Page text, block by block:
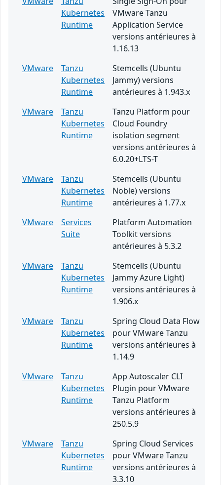
Kubernetes
Runtime
VMware Tanzu
Application Service
versions antérieures à
1.16.13
VMware
Tanzu
Kubernetes
Runtime
Stemcells (Ubuntu
Jammy) versions
antérieures à 1.943.x
VMware
Tanzu
Kubernetes
Runtime
Tanzu Platform pour
Cloud Foundry
isolation segment
versions antérieures à
6.0.20+LTS-T
VMware
Tanzu
Kubernetes
Runtime
Stemcells (Ubuntu
Noble) versions
antérieures à 1.77.x
VMware
Services
Suite
Platform Automation
Toolkit versions
antérieures à 5.3.2
VMware
Tanzu
Kubernetes
Runtime
Stemcells (Ubuntu
Jammy Azure Light)
versions antérieures à
1.906.x
VMware
Tanzu
Kubernetes
Runtime
Spring Cloud Data Flow
pour VMware Tanzu
versions antérieures à
1.14.9
VMware
Tanzu
Kubernetes
Runtime
App Autoscaler CLI
Plugin pour VMware
Tanzu Platform
versions antérieures à
250.5.9
VMware
Tanzu
Kubernetes
Runtime
Spring Cloud Services
pour VMware Tanzu
versions antérieures à
3.3.10